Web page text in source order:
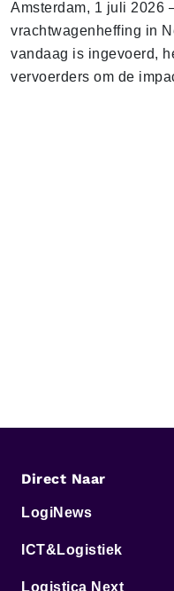
Amsterdam, 1 juli 2026
vrachtwagenheffing in
vandaag is ingevoerd,
vervoerders om de
Direct Naar
LogiNews
ICT&Logistiek
Logistica Next